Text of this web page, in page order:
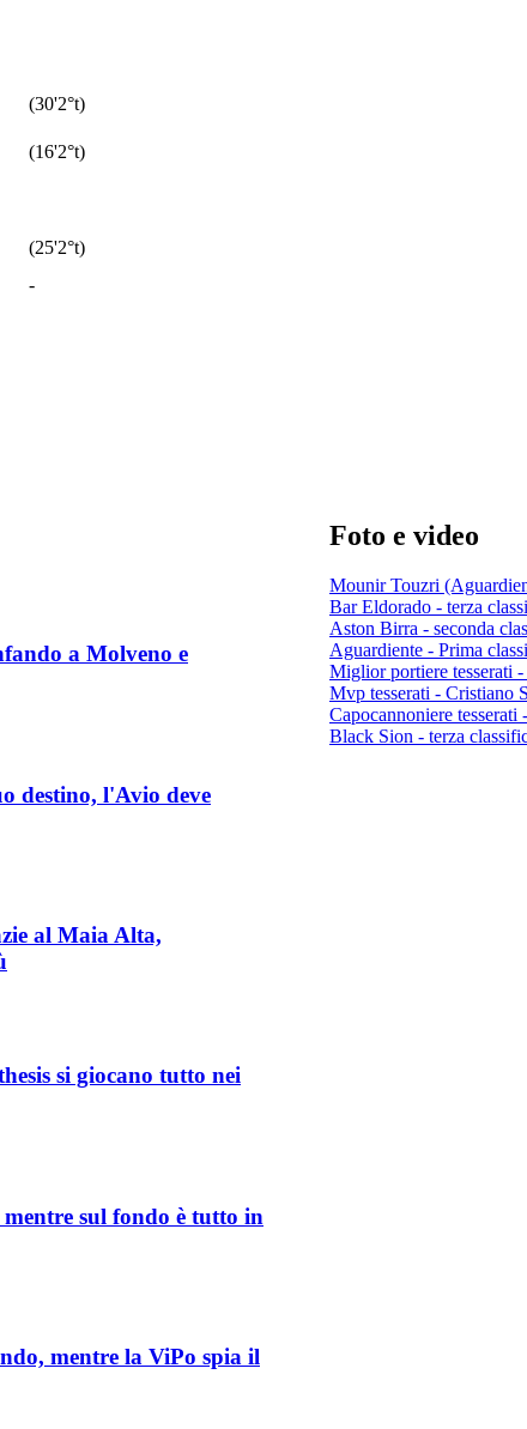
(30'2°t)
(16'2°t)
(25'2°t)
-
a Molveno e
destino, l'Avio deve
al Maia Alta,
si giocano tutto nei
sul fondo è tutto in
mentre la ViPo spia il
Foto e video
Mounir Touzri
Bar Eldorado - terza
Aston Birra - seconda
Aguardiente - Prima
Miglior portiere tesserati
Mvp tesserati - Cristiano
Capocannoniere tesserati
Black Sion - terza